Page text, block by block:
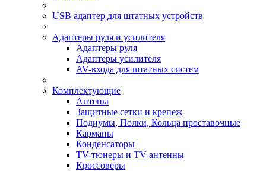
USB адаптер для штатных устройств
Адаптеры руля и усилителя
Адаптеры руля
Адаптеры усилителя
AV-входа для штатных систем
Комплектующие
Антены
Защитные сетки и крепеж
Подиумы, Полки, Кольца проставочные
Карманы
Конденсаторы
TV-тюнеры и TV-антенны
Кроссоверы